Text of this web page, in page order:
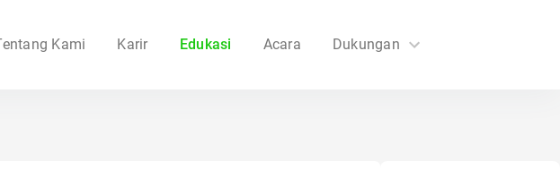
Kami Karir Edukasi Acara Dukungan